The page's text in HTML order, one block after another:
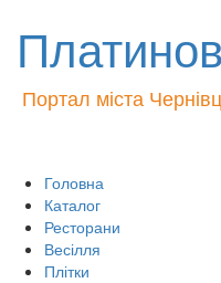
Портал міста
Головна
Каталог
Ресторани
Весілля
Плітки